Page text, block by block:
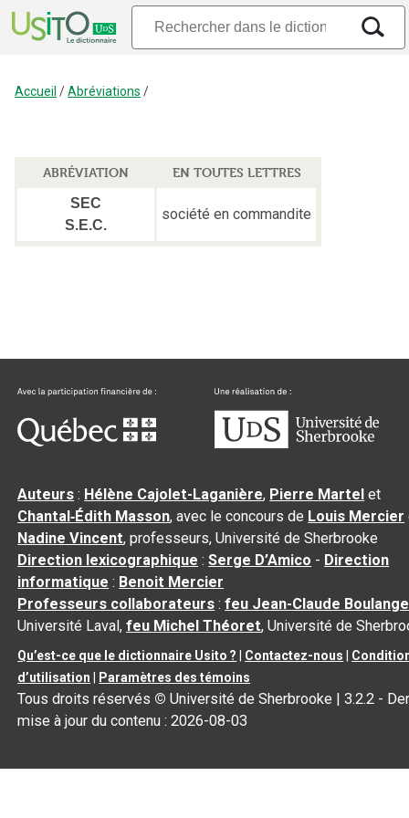
Accueil /Abréviations /
ABRÉVIATION
EN TOUTES LETTRES
SEC
S.E.C.
société en commandite
Auteurs : Hélène Cajolet-Laganière, Pierre Martel et
Chantal‑Édith Masson, avec le concours de Louis Mercier
Nadine Vincent, professeurs, Université de Sherbrooke
Direction lexicographique :Serge D’Amico - Direction
informatique : Benoit Mercier
Professeurs collaborateurs :feu Jean-Claude
Université Laval,feu Michel Théoret, Université de
Qu’est-ce que le dictionnaire Usito ? Contactez-nous
d’utilisation
Paramètres des témoins
Tous droits réservés © Université de Sherbrooke |3.2.2 -
mise à jour du contenu :2026-08-03